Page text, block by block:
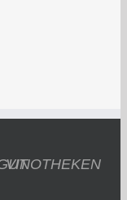
VINOTHEKEN